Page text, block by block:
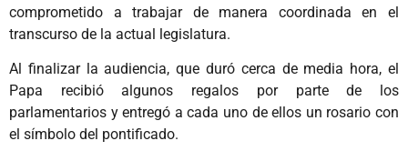
comprometido a trabajar de manera coordinada en el
transcurso de la actual legislatura.
Al finalizar la audiencia, que duró cerca de media hora, el
Papa recibió algunos regalos por parte de los
parlamentarios y entregó a cada uno de ellos un rosario con
el símbolo del pontificado.